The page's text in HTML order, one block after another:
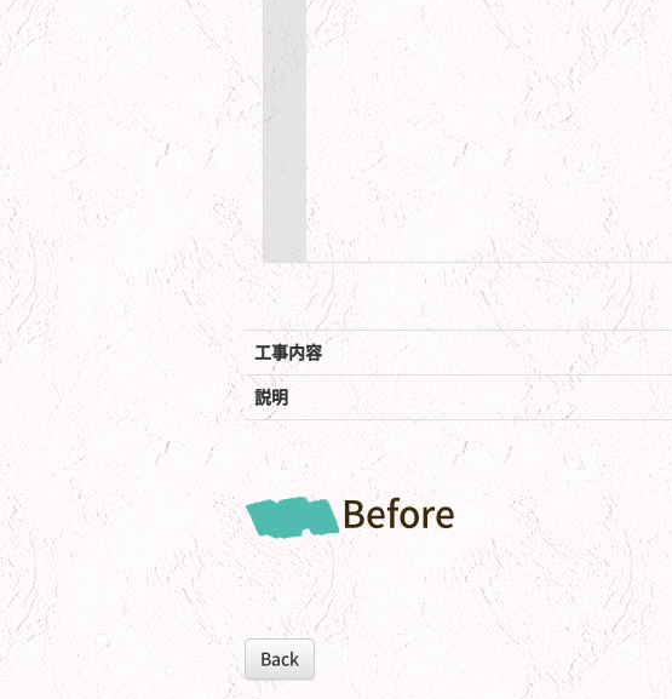
工事内容
説明
Before
Back